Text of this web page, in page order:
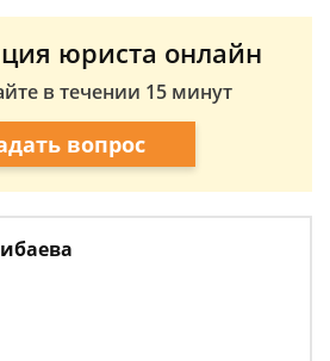
юриста онлайн
в течении 15 минут
вопрос